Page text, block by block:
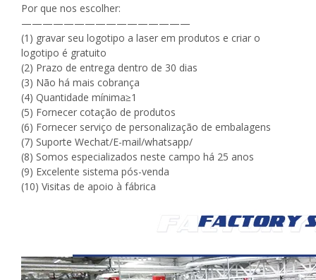
Por que nos escolher:
————————————————
(1) gravar seu logotipo a laser em produtos e criar o
logotipo é gratuito
(2) Prazo de entrega dentro de 30 dias
(3) Não há mais cobrança
(4) Quantidade mínima≥1
(5) Fornecer cotação de produtos
(6) Fornecer serviço de personalização de embalagens
(7) Suporte Wechat/E-mail/whatsapp/
(8) Somos especializados neste campo há 25 anos
(9) Excelente sistema pós-venda
(10) Visitas de apoio à fábrica